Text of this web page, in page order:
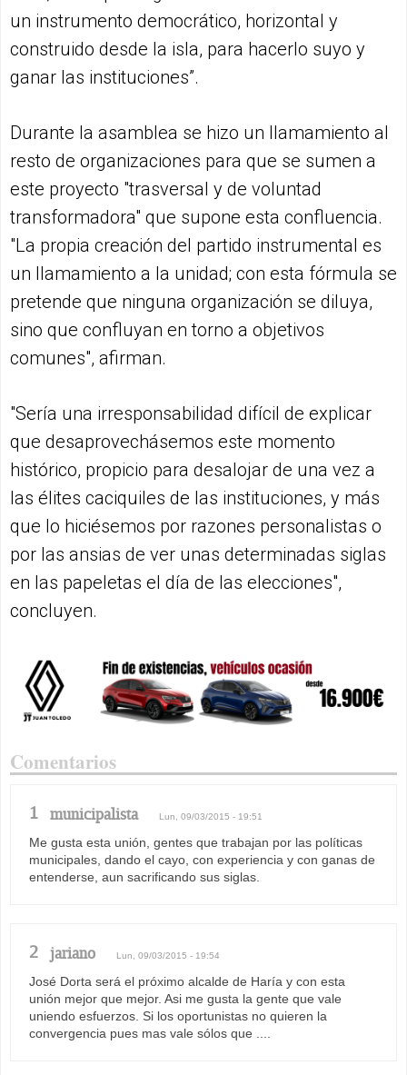
un instrumento democrático, horizontal y
construido desde la isla, para hacerlo suyo y
ganar las instituciones”.
Durante la asamblea se hizo un llamamiento al
resto de organizaciones para que se sumen a
este proyecto "trasversal y de voluntad
transformadora" que supone esta confluencia.
"La propia creación del partido instrumental es
un llamamiento a la unidad; con esta fórmula se
pretende que ninguna organización se diluya,
sino que confluyan en torno a objetivos
comunes", afirman.
"Sería una irresponsabilidad difícil de explicar
que desaprovechásemos este momento
histórico, propicio para desalojar de una vez a
las élites caciquiles de las instituciones, y más
que lo hiciésemos por razones personalistas o
por las ansias de ver unas determinadas siglas
en las papeletas el día de las elecciones",
concluyen.
Comentarios
1 municipalista Lun, 09/03/2015 - 19:51
Me gusta esta unión, gentes que trabajan por las políticas
municipales, dando el cayo, con experiencia y con ganas de
entenderse, aun sacrificando sus siglas.
2 jariano Lun, 09/03/2015 - 19:54
José Dorta será el próximo alcalde de Haría y con esta
unión mejor que mejor. Asi me gusta la gente que vale
uniendo esfuerzos. Si los oportunistas no quieren la
convergencia pues mas vale sólos que ....